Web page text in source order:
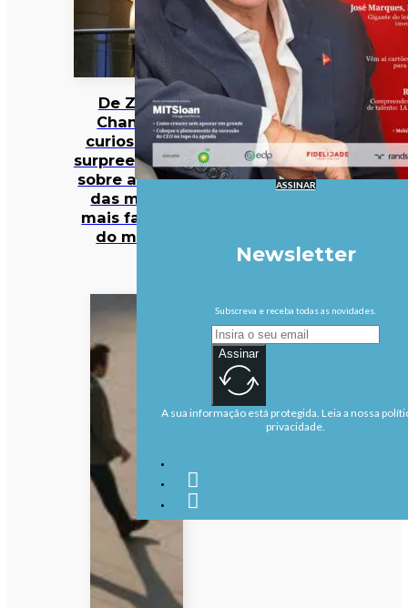
De Zara a
Chanel: 12
curiosidades
surpreendentes
sobre algumas
das marcas
mais famosas
do mundo
ASSINAR
Newsletter
Subscreva e receba todas as novidades.
Assinar
A sua informação está protegida. Leia a nossa
privacidade.